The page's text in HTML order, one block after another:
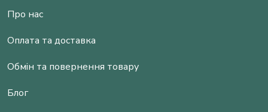
Про нас
Оплата та доставка
Обмін та повернення товару
Блог